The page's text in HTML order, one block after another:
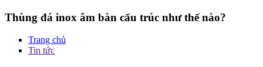
Thùng đá inox âm bàn cấu trúc như thế nào?
Trang chủ
Tin tức